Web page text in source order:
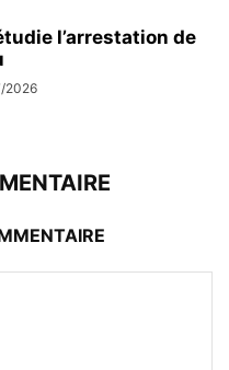
l’arrestation de
2026